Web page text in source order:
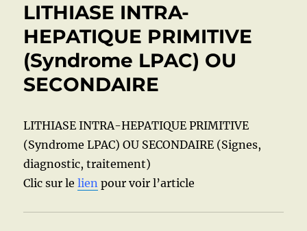
LITHIASE INTRA-
HEPATIQUE PRIMITIVE
(Syndrome LPAC) OU
SECONDAIRE
LITHIASE INTRA-HEPATIQUE PRIMITIVE
(Syndrome LPAC) OU SECONDAIRE (Signes,
diagnostic, traitement)
Clic sur lelien pour voir l’article